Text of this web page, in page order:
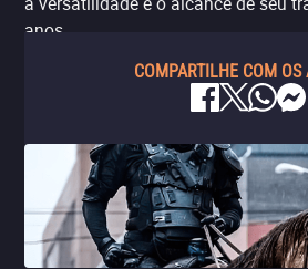
anos.
COMPARTILHE COM OS